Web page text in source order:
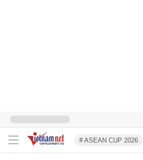
# ASEAN CUP 2026